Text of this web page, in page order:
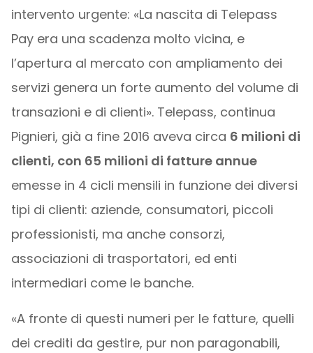
intervento urgente: «La nascita di Telepass
Pay era una scadenza molto vicina, e
l’apertura al mercato con ampliamento dei
servizi genera un forte aumento del volume di
transazioni e di clienti». Telepass, continua
Pignieri, già a fine 2016 aveva circa 6 milioni di
clienti, con 65 milioni di fatture annue
emesse in 4 cicli mensili in funzione dei diversi
tipi di clienti: aziende, consumatori, piccoli
professionisti, ma anche consorzi,
associazioni di trasportatori, ed enti
intermediari come le banche.
«A fronte di questi numeri per le fatture, quelli
dei crediti da gestire, pur non paragonabili,